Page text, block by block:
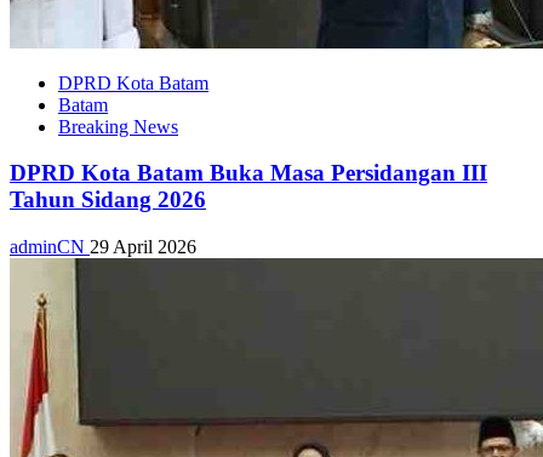
DPRD Kota Batam
Batam
Breaking News
DPRD Kota Batam Buka Masa Persidangan III
Tahun Sidang 2026
adminCN 29 April 2026